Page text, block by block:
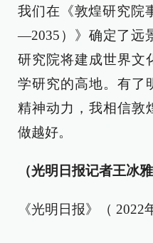
我们在《敦煌研究院
—2035）》确定了远
研究院将建成世界文
学研究的高地。有了
精神动力，我相信敦
做越好。
（光明日报记者王冰
《光明日报》（ 2022